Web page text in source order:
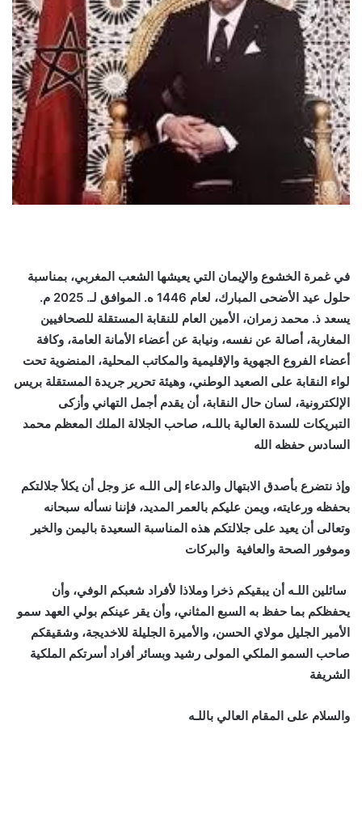
في غمرة الخشوع والإيمان التي يعيشها الشعب المغربي، بمناسبة
حلول عيد الأضحى المبارك، لعام 1446 ه. الموافق لـ. 2025 م.
يسعد ذ. محمد زمران، الأمين العام للنقابة المستقلة للصحافيين
المغاربة، أصالة عن نفسه، ونيابة عن أعضاء الأمانة العامة، وكافة
أعضاء الفروع الجهوية والإقليمية والمكاتب المحلية، المنضوية تحت
لواء النقابة على الصعيد الوطني، وهيئة تحرير جريدة المستقلة بريس
الإلكترونية، لسان حال النقابة، أن يقدم أجمل التهاني وأزكى
التبريكات للسدة العالية باللـه، صاحب الجلالة الملك المعظم محمد
السادس حفظه الله
وإذ نتضرع بأصدق الابتهال والدعاء إلى اللـه عز وجل أن يكلأ جلالتكم
بحفظه ورعايته، ويمن عليكم بالعمر المديد، فإننا نسأله سبحانه
وتعالى أن يعيد على جلالتكم هذه المناسبة السعيدة باليمن والخير
وموفور الصحة والعافية والبركات
سائلين اللـه أن يبقيكم ذخرا وملاذا لأفراد شعبكم الوفي، وأن
يحفظكم بما حفظ به السبع المثاني، وأن يقر عينكم بولي العهد سمو
الأمير الجليل مولاي الحسن، والأميرة الجليلة للاخديجة، وشقيقكم
صاحب السمو الملكي المولى رشيد وبسائر أفراد أسرتكم الملكية
الشريفة
والسلام على المقام العالي باللـه